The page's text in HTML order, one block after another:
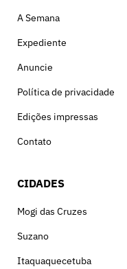
A Semana
Expediente
Anuncie
Política de privacidade
Edições impressas
Contato
CIDADES
Mogi das Cruzes
Suzano
Itaquaquecetuba